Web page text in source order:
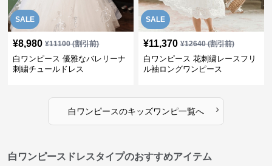
SALE
¥8,980 ¥11100(割引前)
白ワンピース 優雅なバレリーナ
刺繍チュールドレス
SALE
¥11,370 ¥12640(割引前)
白ワンピース 花刺繍レースフリ
ル袖ロングワンピース
白ワンピースのキッズワンピ一覧へ ›
白ワンピースドレスタイプのおすすめアイテム